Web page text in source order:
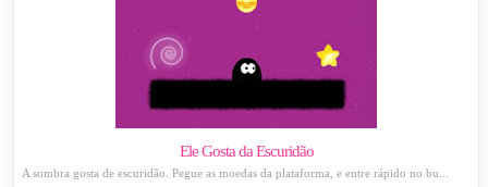
Ele Gosta da Escuridão
A sombra gosta de escuridão. Pegue as moedas da plataforma, e entre rápido no bu...